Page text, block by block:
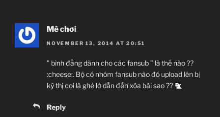
Mê chơi
NOVEMBER 13, 2014 AT 20:51
” bình đẳng dành cho các fansub ” là thế nào ??
:cheese:. Bộ có nhóm fansub nào đó upload lên bị
kỳ thị coi là ghẻ lở dẫn đến xóa bài sao ??
Reply